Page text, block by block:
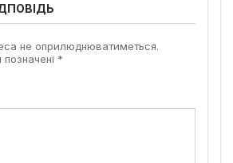
не оприлюднюватиметься.
позначені *